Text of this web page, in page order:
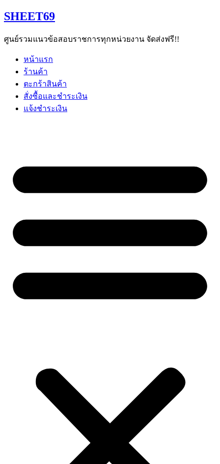
Skip
to
SHEET69
ศูนย์รวมแนวข้อสอบราชการทุกหน่วยงาน จัดส่งฟรี!!
หน้าแรก
ร้านค้า
ตะกร้าสินค้า
สั่งซื้อและชำระเงิน
แจ้งชำระเงิน